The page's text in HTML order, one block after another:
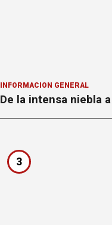
INFORMACION GENERAL
De la intensa niebla
3